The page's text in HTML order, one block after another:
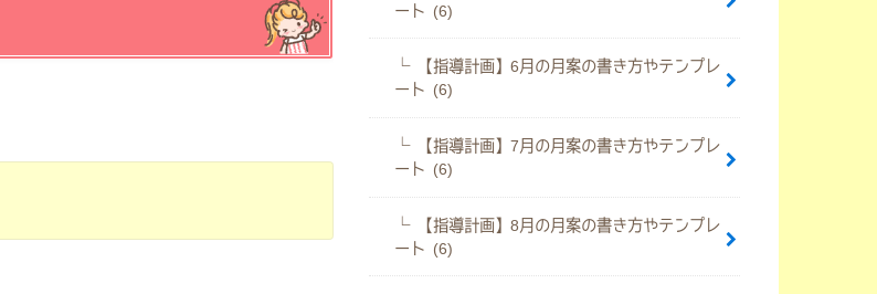
ート (6)
【指導計画】6月の月案の書き方やテンプレ
ート (6)
【指導計画】7月の月案の書き方やテンプレ
ート (6)
【指導計画】8月の月案の書き方やテンプレ
ート (6)